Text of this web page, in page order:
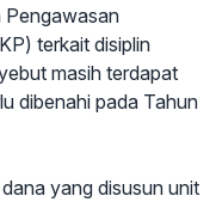
Pengawasan
terkait disiplin
masih terdapat
dibenahi pada Tahun
yang disusun unit